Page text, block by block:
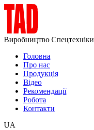
Виробництво Спецтехніки
Головна
Про нас
Продукція
Відео
Рекомендації
Робота
Контакти
UA